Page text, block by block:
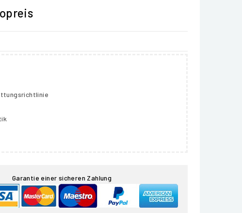
Garantie einer sicheren Zahlung